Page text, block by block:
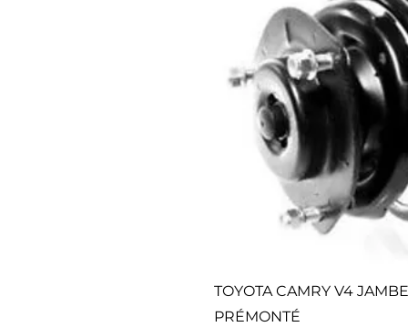
TOYOTA CAMRY V4
PRÉMONTÉ